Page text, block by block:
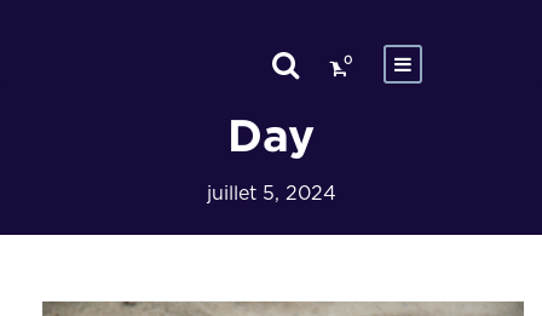
0
Day
juillet 5, 2024